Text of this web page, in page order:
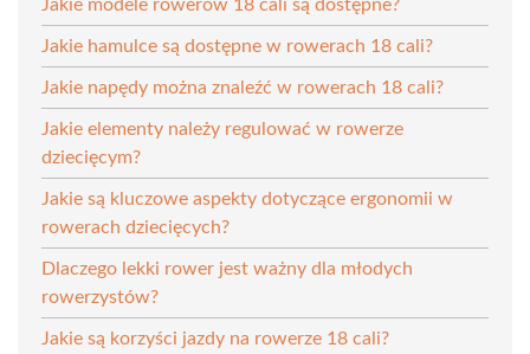
Jakie modele rowerów 18 cali są dostępne?
Jakie hamulce są dostępne w rowerach 18 cali?
Jakie napędy można znaleźć w rowerach 18 cali?
Jakie elementy należy regulować w rowerze
dziecięcym?
Jakie są kluczowe aspekty dotyczące ergonomii w
rowerach dziecięcych?
Dlaczego lekki rower jest ważny dla młodych
rowerzystów?
Jakie są korzyści jazdy na rowerze 18 cali?